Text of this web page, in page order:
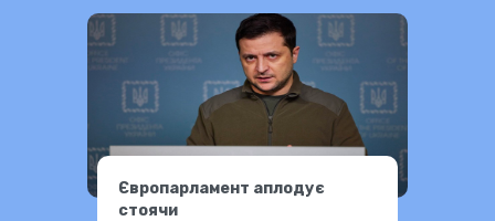
Європарламент аплодує
стоячи